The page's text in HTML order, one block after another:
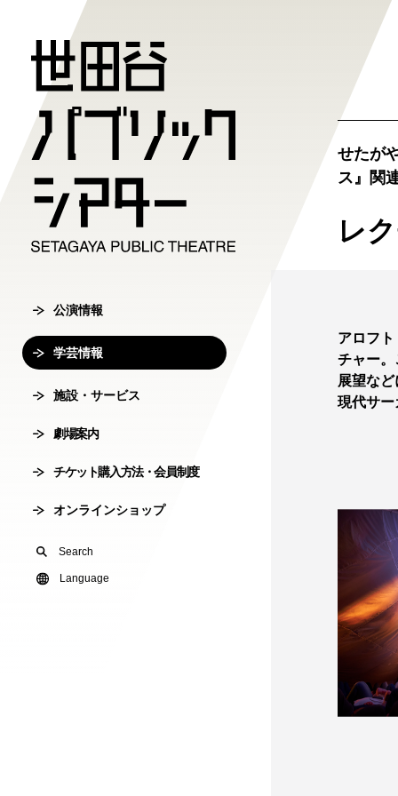
公演情報
公演情報
公演情報
チケット発売
公演アーカイ
学芸情報
学芸情報
学芸情報
学芸刊行物
施設・サービス
施設・
施設・サービ
アクセス
鑑賞サポート
劇場案内
劇場案内
劇場案内
協賛・協力
チケット購入方法・会員制度
チケッ
チケット購入
転売行為の
U24(アンダ
友の会
オンラインショップ
Search
Language
せたが
ス』関
レ
アロフ
チャー。
展望な
現代サー